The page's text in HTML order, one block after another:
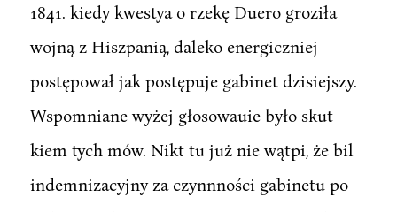
1841. kiedy kwestya o rzekę Duero groziła
wojną z Hiszpanią, daleko energiczniej
postępował jak postępuje gabinet dzisiejszy.
Wspomniane wyżej głosowauie było skut
kiem tych mów. Nikt tu już nie wątpi, że bil
indemnizacyjny za czynnności gabinetu po